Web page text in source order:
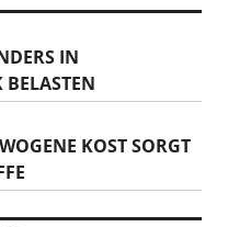
IN
BELASTEN
KOST SORGT